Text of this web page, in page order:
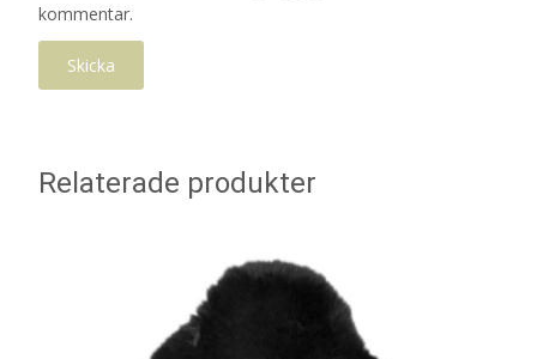
kommentar.
Relaterade produkter